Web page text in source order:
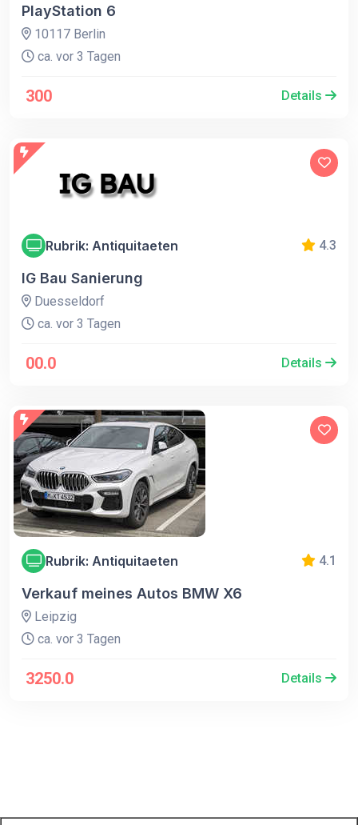
PlayStation 6
10117 Berlin
ca. vor 3 Tagen
300 Details
Rubrik: Antiquitaeten 4.3
IG Bau Sanierung
Duesseldorf
ca. vor 3 Tagen
00.0 Details
Rubrik: Antiquitaeten 4.1
Verkauf meines Autos BMW X6
Leipzig
ca. vor 3 Tagen
3250.0 Details